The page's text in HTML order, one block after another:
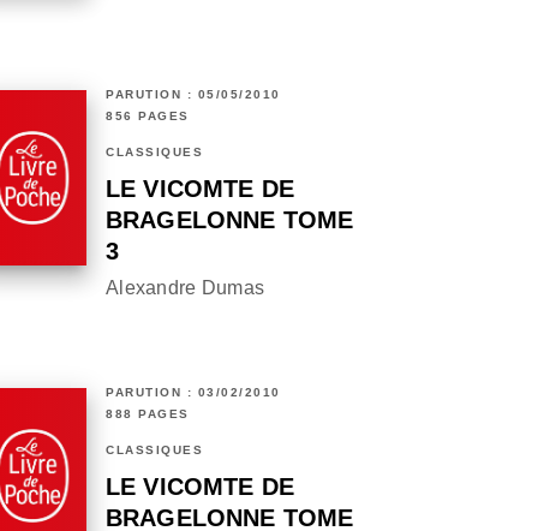
PARUTION : 05/05/2010
856 PAGES
CLASSIQUES
LE VICOMTE DE
BRAGELONNE TOME
3
Alexandre Dumas
PARUTION : 03/02/2010
888 PAGES
CLASSIQUES
LE VICOMTE DE
BRAGELONNE TOME